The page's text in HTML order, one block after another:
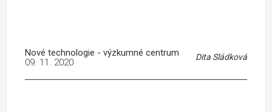
Nové technologie - výzkumné centrum Dita Sládková
09. 11. 2020